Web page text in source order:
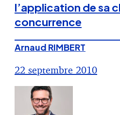
l’application de sa
concurrence
Arnaud RIMBERT
22 septembre 2010